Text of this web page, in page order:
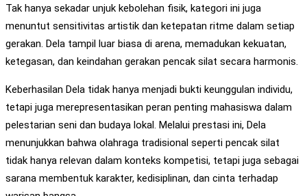
Tak hanya sekadar unjuk kebolehan fisik, kategori ini juga
menuntut sensitivitas artistik dan ketepatan ritme dalam setiap
gerakan. Dela tampil luar biasa di arena, memadukan kekuatan,
ketegasan, dan keindahan gerakan pencak silat secara harmonis.
Keberhasilan Dela tidak hanya menjadi bukti keunggulan individu,
tetapi juga merepresentasikan peran penting mahasiswa dalam
pelestarian seni dan budaya lokal. Melalui prestasi ini, Dela
menunjukkan bahwa olahraga tradisional seperti pencak silat
tidak hanya relevan dalam konteks kompetisi, tetapi juga sebagai
sarana membentuk karakter, kedisiplinan, dan cinta terhadap